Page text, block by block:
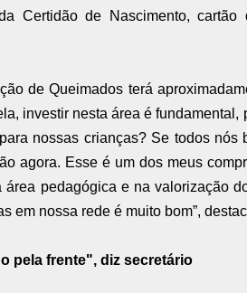
Certidão de Nascimento,
de Queimados terá
investir nesta área é
nossas crianças? Se todos
agora. Esse é um dos meus
área pedagógica e na valorização
em nossa rede é muito bom”,
pela frente", diz secretário